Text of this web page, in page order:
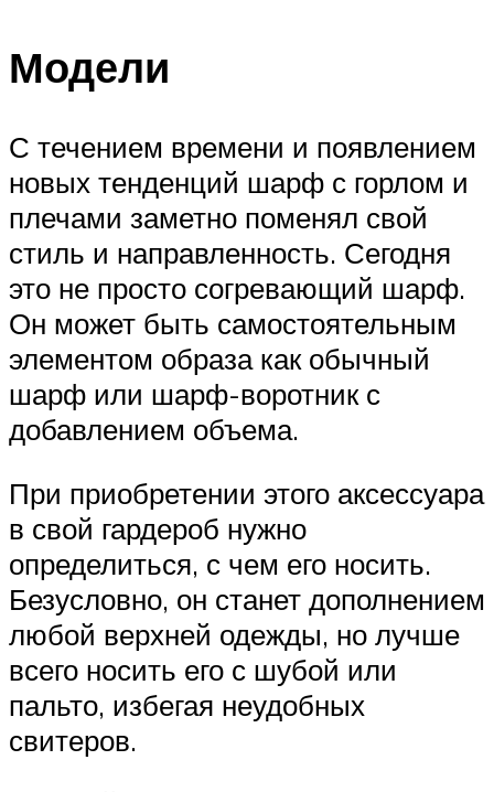
Модели
С течением времени и появлением
новых тенденций шарф с горлом и
плечами заметно поменял свой
стиль и направленность. Сегодня
это не просто согревающий шарф.
Он может быть самостоятельным
элементом образа как обычный
шарф или шарф-воротник с
добавлением объема.
При приобретении этого аксессуара
в свой гардероб нужно
определиться, с чем его носить.
Безусловно, он станет дополнением
любой верхней одежды, но лучше
всего носить его с шубой или
пальто, избегая неудобных
свитеров.